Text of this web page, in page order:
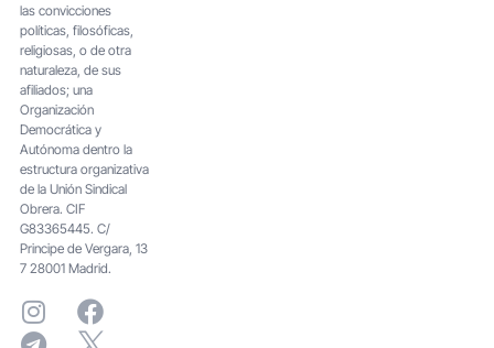
las convicciones
políticas, filosóficas,
religiosas, o de otra
naturaleza, de sus
afiliados; una
Organización
Democrática y
Autónoma dentro la
estructura organizativa
de la Unión Sindical
Obrera. CIF
G83365445. C/
Principe de Vergara, 13
7 28001 Madrid.